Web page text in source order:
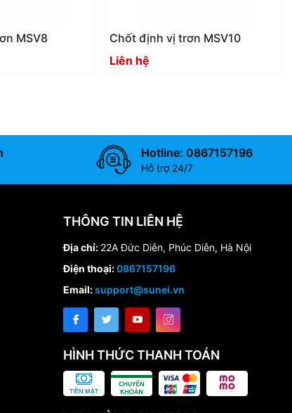
MSV8
Chốt định vị trơn MSV10
Liên hệ
Hotline: 0867157196
Hỗ trợ 24/7
THÔNG TIN LIÊN HỆ
Địa chỉ: 22A Đức Diễn, Phúc Diễn, Hà Nội
Điện thoại:0867157196
Email:support@sunei.vn
HÌNH THỨC THANH TOÁN